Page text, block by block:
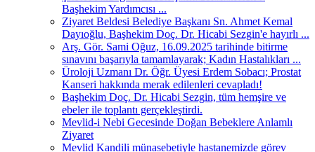
Başhekim Yardımcısı ...
Ziyaret Beldesi Belediye Başkanı Sn. Ahmet Kemal
Dayıoğlu, Başhekim Doç. Dr. Hicabi Sezgin'e hayırlı ...
Arş. Gör. Sami Oğuz, 16.09.2025 tarihinde bitirme
sınavını başarıyla tamamlayarak; Kadın Hastalıkları ...
Üroloji Uzmanı Dr. Öğr. Üyesi Erdem Sobacı; Prostat
Kanseri hakkında merak edilenleri cevapladı!
Başhekim Doç. Dr. Hicabi Sezgin, tüm hemşire ve
ebeler ile toplantı gerçekleştirdi.
Mevlid-i Nebi Gecesinde Doğan Bebeklere Anlamlı
Ziyaret
Mevlid Kandili münasebetiyle hastanemizde görev